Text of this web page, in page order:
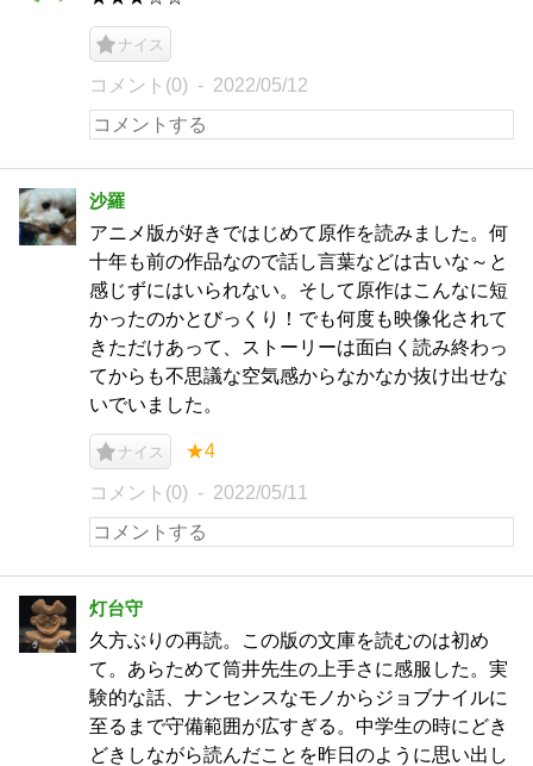
ナイス
コメント(0) 2022/05/12
沙羅
アニメ版が好きではじめて原作を読みました。何
十年も前の作品なので話し言葉などは古いな～と
感じずにはいられない。そして原作はこんなに短
かったのかとびっくり！でも何度も映像化されて
きただけあって、ストーリーは面白く読み終わっ
てからも不思議な空気感からなかなか抜け出せな
いでいました。
ナイス ★4
コメント(0) 2022/05/11
灯台守
久方ぶりの再読。この版の文庫を読むのは初め
て。あらためて筒井先生の上手さに感服した。実
験的な話、ナンセンスなモノからジョブナイルに
至るまで守備範囲が広すぎる。中学生の時にどき
どきしながら読んだことを昨日のように思い出し